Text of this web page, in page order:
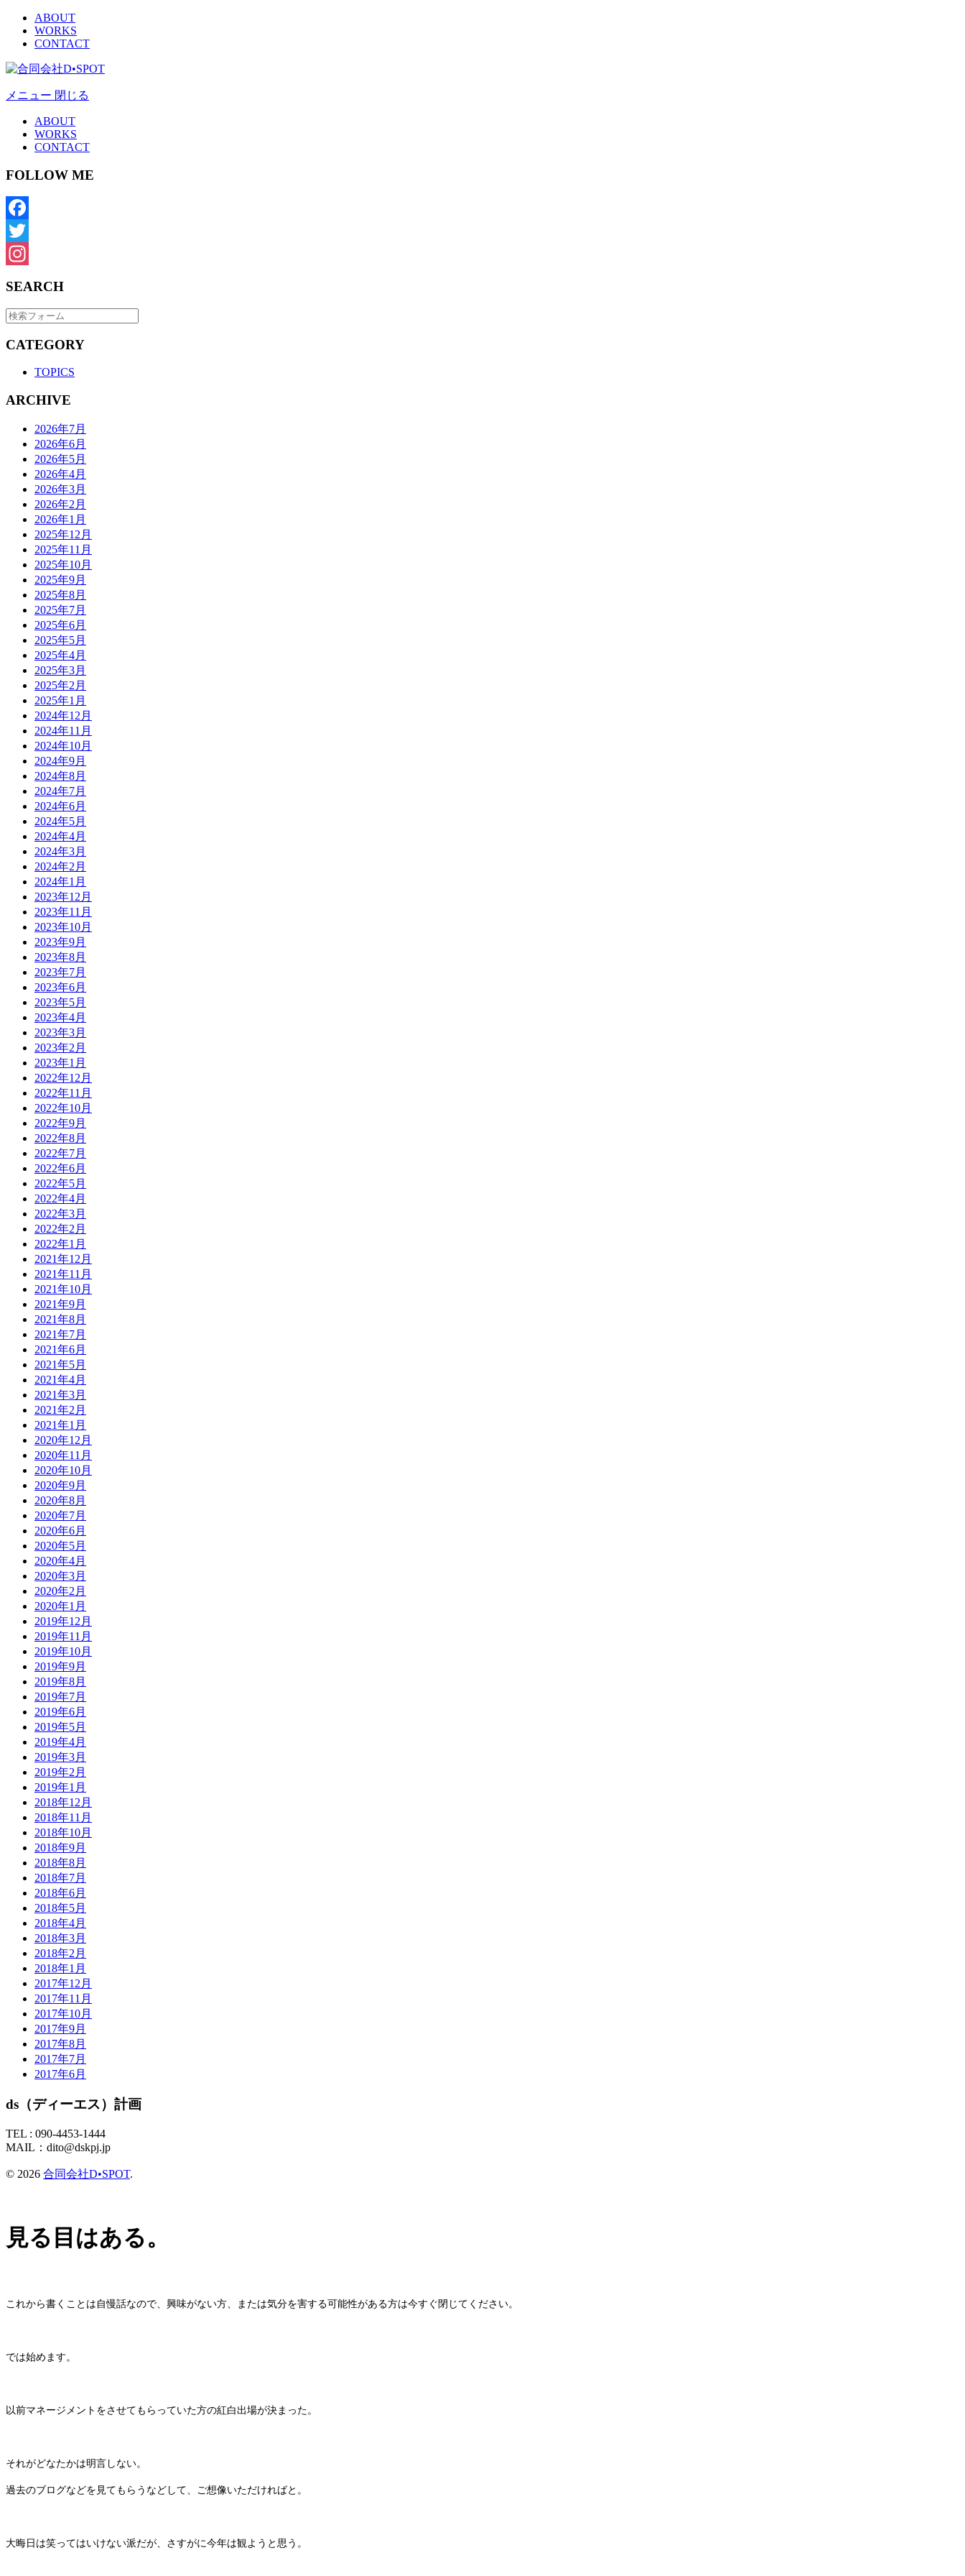
ABOUT
WORKS
CONTACT
メニュー 閉じる
ABOUT
WORKS
CONTACT
FOLLOW ME
Facebook
Twitter
SEARCH
CATEGORY
TOPICS
ARCHIVE
2026年7月
2026年6月
2026年5月
2026年4月
2026年3月
2026年2月
2026年1月
2025年12月
2025年11月
2025年10月
2025年9月
2025年8月
2025年7月
2025年6月
2025年5月
2025年4月
2025年3月
2025年2月
2025年1月
2024年12月
2024年11月
2024年10月
2024年9月
2024年8月
2024年7月
2024年6月
2024年5月
2024年4月
2024年3月
2024年2月
2024年1月
2023年12月
2023年11月
2023年10月
2023年9月
2023年8月
2023年7月
2023年6月
2023年5月
2023年4月
2023年3月
2023年2月
2023年1月
2022年12月
2022年11月
2022年10月
2022年9月
2022年8月
2022年7月
2022年6月
2022年5月
2022年4月
2022年3月
2022年2月
2022年1月
2021年12月
2021年11月
2021年10月
2021年9月
2021年8月
2021年7月
2021年6月
2021年5月
2021年4月
2021年3月
2021年2月
2021年1月
2020年12月
2020年11月
2020年10月
2020年9月
2020年8月
2020年7月
2020年6月
2020年5月
2020年4月
2020年3月
2020年2月
2020年1月
2019年12月
2019年11月
2019年10月
2019年9月
2019年8月
2019年7月
2019年6月
2019年5月
2019年4月
2019年3月
2019年2月
2019年1月
2018年12月
2018年11月
2018年10月
2018年9月
2018年8月
2018年7月
2018年6月
2018年5月
2018年4月
2018年3月
2018年2月
2018年1月
2017年12月
2017年11月
2017年10月
2017年9月
2017年8月
2017年7月
2017年6月
ds（ディーエス）計画
TEL : 090-4453-1444
MAIL： dito@dskpj.jp
© 2026 合同会社D•SPOT.
見る目はある。
これから書くことは自慢話なので、興味がない方、または気分を害する可能性がある方は今すぐ閉じてください。
では始めます。
以前マネージメントをさせてもらっていた方の紅白出場が決まった。
それがどなたかは明言しない。
過去のブログなどを見てもらうなどして、ご想像いただければと。
大晦日は笑ってはいけない派だが、さすがに今年は観ようと思う。